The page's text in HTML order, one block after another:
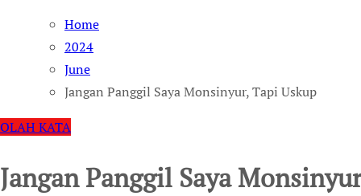
Home
2024
June
Jangan Panggil Saya Monsinyur, Tapi Uskup
OLAH KATA
Jangan Panggil Saya